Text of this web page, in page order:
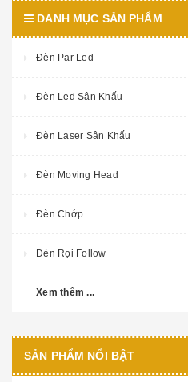
DANH MỤC SẢN PHẨM
Đèn Par Led
Đèn Led Sân Khấu
Đèn Laser Sân Khấu
Đèn Moving Head
Đèn Chớp
Đèn Rọi Follow
Xem thêm ...
SẢN PHẨM NỔI BẬT